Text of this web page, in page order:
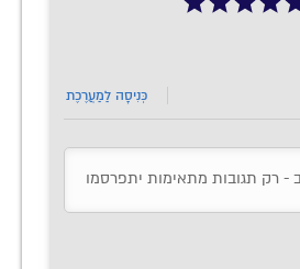
כְּנִיסָה לַמַעֲרֶכֶת